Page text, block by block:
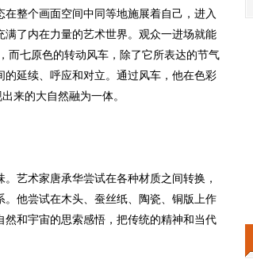
整个画面空间中同等地施展着自己，进入
了内在力量的艺术世界。观众一进场就能
而七原色的转动风车，除了它所表达的节气
延续、呼应和对立。通过风车，他在色彩
来的大自然融为一体。
艺术家唐承华尝试在各种材质之间转换，
他尝试在木头、蚕丝纸、陶瓷、铜版上作
和宇宙的思索感悟，把传统的精神和当代